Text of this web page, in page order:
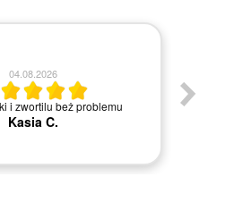
04.08.2026
i zwortilu beż problemu
Kasia C.